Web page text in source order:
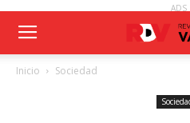
ADS
Inicio Sociedad